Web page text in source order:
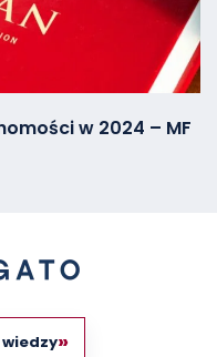
w 2024 – MF
wiedzy»